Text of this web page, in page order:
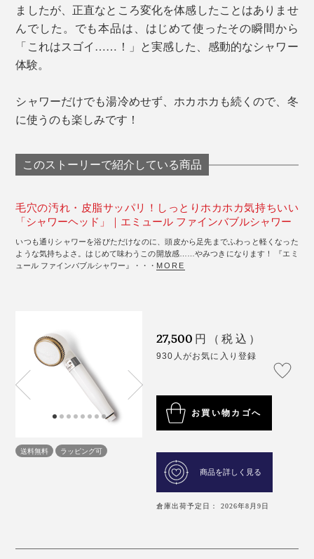
ましたが、正直なところ変化を体感したことはありませ
んでした。でも本品は、はじめて使ったその瞬間から
「これはスゴイ……！」と実感した、感動的なシャワー
体験。
シャワーだけでも湯冷めせず、ホカホカも続くので、冬
に使うのも楽しみです！
このストーリーで紹介している商品
毛穴の汚れ・皮脂サッパリ！しっとりホカホカ気持ちいい
「シャワーヘッド」｜エミュール ファインバブルシャワー
いつも通りシャワーを浴びただけなのに、頭皮から足先までふわっと軽くなった
ような気持ちよさ。はじめて味わうこの開放感……やみつきになります！ 『エミ
ュール ファインバブルシャワー』・・・ MORE
送料無料 ラッピング可
27,500 円（税込）
930人がお気に入り登録
お買い物カゴへ
商品を詳しく見る
倉庫出荷予定日： 2026年8月9日